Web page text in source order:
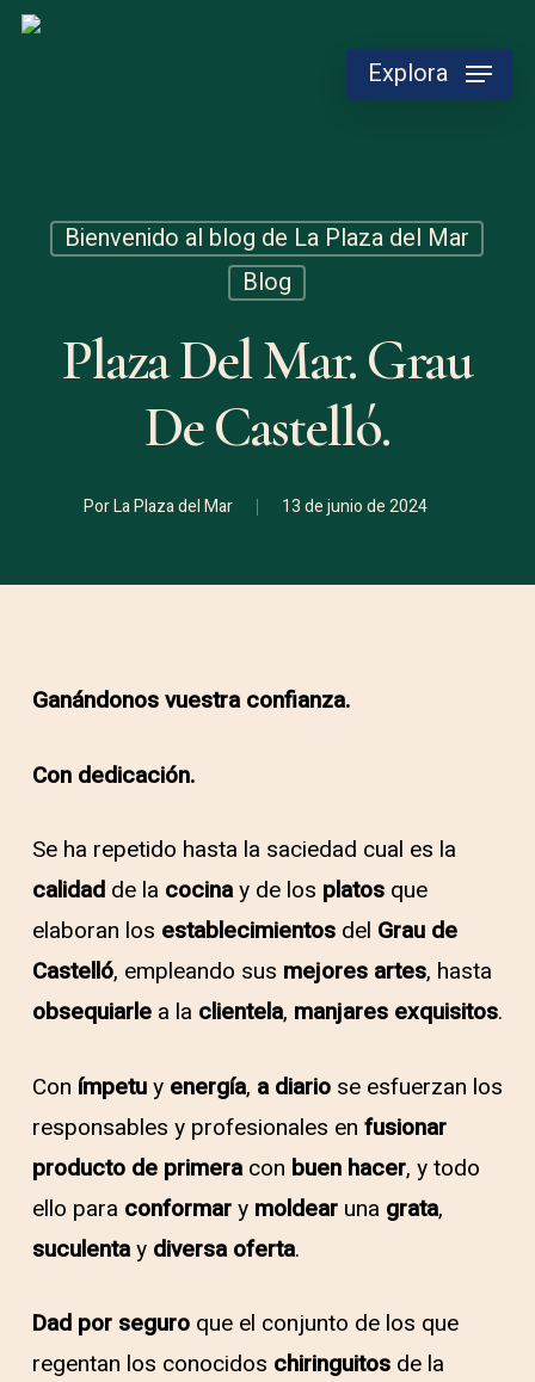
Skip
Explora
Bienvenido al blog de La Plaza del Mar
Blog
Plaza Del Mar. Grau
De Castelló.
PorLa Plaza del Mar 13 de junio de 2024
Ganándonos vuestra confianza.
Con dedicación.
Se ha repetido hasta la saciedad cual es la
calidadde la cocinay de los platosque
elaboran los establecimientosdel Grau de
Castelló, empleando sus mejores artes, hasta
obsequiarlea la clientela, manjares exquisitos.
Con ímpetuy energía, a diariose esfuerzan los
responsables y profesionales en fusionar
producto de primeracon buen hacer, y todo
ello para conformary moldearuna grata,
suculentay diversa oferta.
Dad por seguroque el conjunto de los que
regentan los conocidos chiringuitosde la